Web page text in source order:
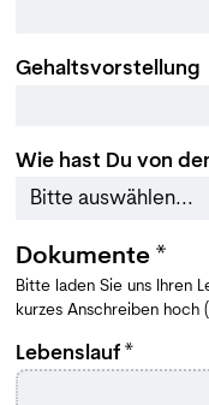
Gehaltsvorstellung
Wie hast Du von
Dokumente *
Bitte laden Sie uns Ihren
kurzes Anschreiben hoch
Lebenslauf *